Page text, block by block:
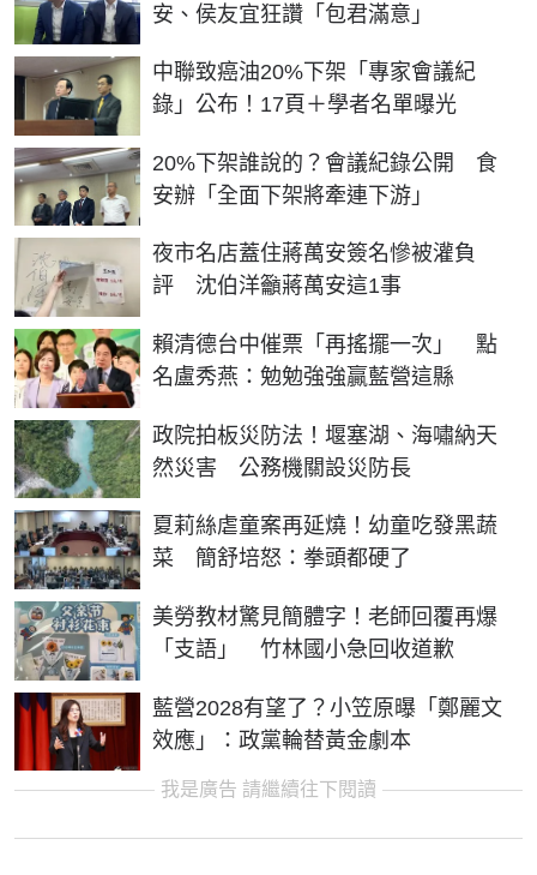
安、侯友宜狂讚「包君滿意」
中聯致癌油20%下架「專家會議紀
錄」公布！17頁＋學者名單曝光
20%下架誰說的？會議紀錄公開 食
安辦「全面下架將牽連下游」
夜市名店蓋住蔣萬安簽名慘被灌負
評 沈伯洋籲蔣萬安這1事
賴清德台中催票「再搖擺一次」 點
名盧秀燕：勉勉強強贏藍營這縣
政院拍板災防法！堰塞湖、海嘯納天
然災害 公務機關設災防長
夏莉絲虐童案再延燒！幼童吃發黑蔬
菜 簡舒培怒：拳頭都硬了
美勞教材驚見簡體字！老師回覆再爆
「支語」 竹林國小急回收道歉
藍營2028有望了？小笠原曝「鄭麗文
效應」：政黨輪替黃金劇本
我是廣告 請繼續往下閱讀